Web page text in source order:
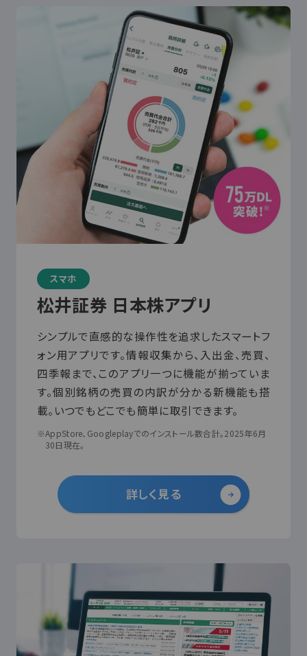
スマホ
松井証券 日本株アプリ
シンプルで直感的な操作性を追求したスマートフ
ォン用アプリです。情報収集から、入出金、売買、
四季報まで、このアプリ一つに機能が揃っていま
す。個別銘柄の売買の内訳が分かる新機能も搭
載。いつでもどこでも簡単に取引できます。
※AppStore、Googleplayでのインストール数合計。2025年6月
30日現在。
詳しく見る